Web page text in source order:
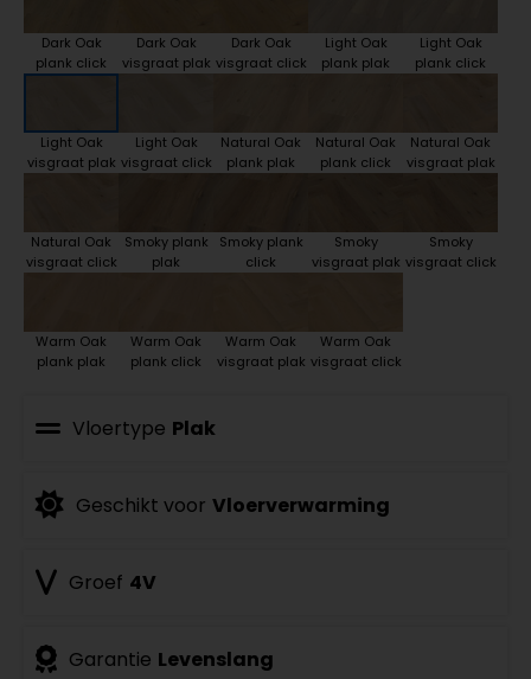
Dark Oak
plank click
Dark Oak
visgraat plak
Dark Oak
visgraat click
Light Oak
plank plak
Light Oak
plank click
Light Oak
visgraat plak
Light Oak
visgraat click
Natural Oak
plank plak
Natural Oak
plank click
Natural Oak
visgraat plak
Natural Oak
visgraat click
Smoky plank
plak
Smoky plank
click
Smoky
visgraat plak
Smoky
visgraat click
Warm Oak
plank plak
Warm Oak
plank click
Warm Oak
visgraat plak
Warm Oak
visgraat click
Vloertype Plak
Geschikt voor Vloerverwarming
Groef 4V
Garantie Levenslang